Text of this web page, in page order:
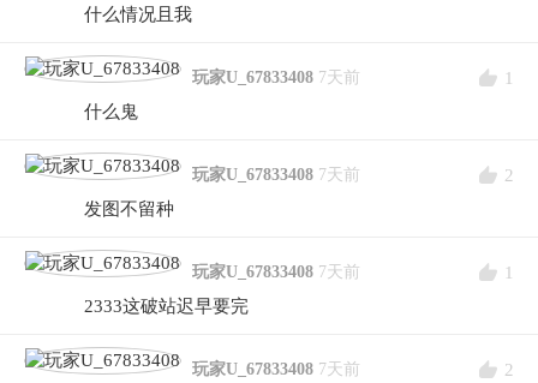
什么情况且我
玩家U_67833408 7天前
1
什么鬼
玩家U_67833408 7天前
2
发图不留种
玩家U_67833408 7天前
1
2333这破站迟早要完
玩家U_67833408 7天前 2